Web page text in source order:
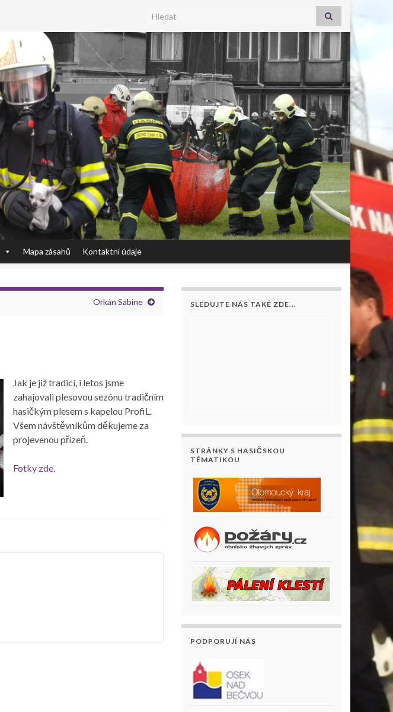
Search for:
Mapa zásahů Kontaktní údaje
Orkán Sabine
Jak je již tradicí, i letos jsme
zahajovali plesovou sezónu tradičním
hasičkým plesem s kapelou ProfiL.
Všem návštěvníkům děkujeme za
projevenou přízeň.
Fotky zde.
SLEDUJTE NÁS TAKÉ ZDE...
STRÁNKY S HASIČSKOU
TÉMATIKOU
PODPORUJÍ NÁS